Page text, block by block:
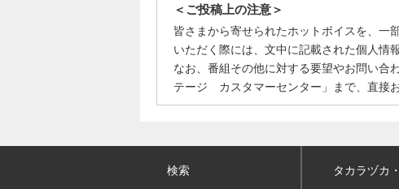
＜ご投稿上の注意＞
皆さまから寄せられたホットボイスを、一
いただく際には、文中に記載された個人情
なお、番組その他に対する要望やお問い合
テージ カスタマーセンター」まで、直接
検索 タカラヅカ